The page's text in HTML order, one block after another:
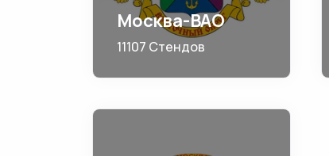
Москва-ВАО
11107 Стендов